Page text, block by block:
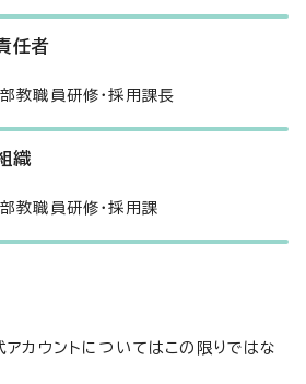
任者
教職員研修・採用課長
織
教職員研修・採用課
アカウントについてはこの限りではな